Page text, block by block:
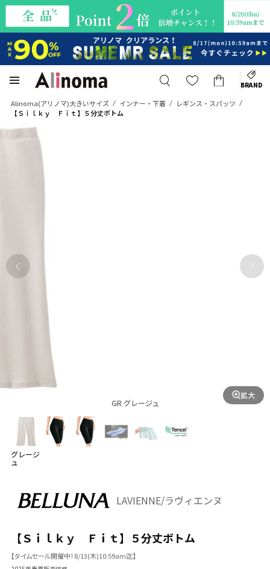
BRAND
Alinoma(アリノマ)大きいサイズ インナー・下着
レギンス・スパッツ
【Ｓｉｌｋｙ Ｆｉｔ】５分丈ボトム
GR グレージュ
拡大
グレージ
ュ
LAVIENNE/ラヴィエンヌ
【Ｓｉｌｋｙ Ｆｉｔ】５分丈ボトム
【タイムセール開催中！8/13(木)10:59am迄】